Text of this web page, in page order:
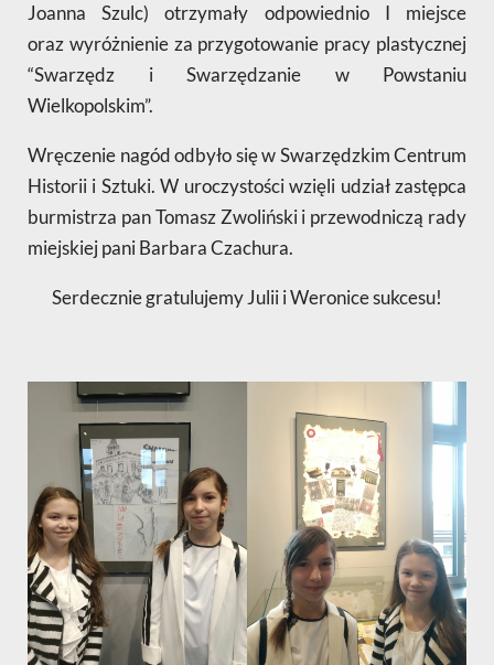
Joanna Szulc) otrzymały odpowiednio I miejsce
oraz wyróżnienie za przygotowanie pracy plastycznej
“Swarzędz i Swarzędzanie w Powstaniu
Wielkopolskim”.
Wręczenie nagód odbyło się w Swarzędzkim Centrum
Historii i Sztuki. W uroczystości wzięli udział zastępca
burmistrza pan Tomasz Zwoliński i przewodniczą rady
miejskiej pani Barbara Czachura.
Serdecznie gratulujemy Julii i Weronice sukcesu!